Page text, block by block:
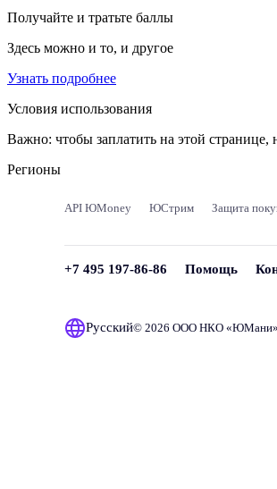
Получайте и тратьте баллы
Здесь можно и то, и другое
Узнать подробнее
Условия использования
Важно: чтобы заплатить на этой
Регионы
API ЮMoney ЮСтрим Защита
+7 495 197-86-86 Помощь
Русский© 2026 ООО НКО «ЮМани